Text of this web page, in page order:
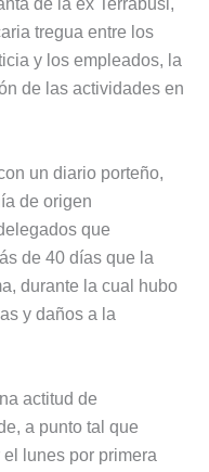
de la ex Terrabusi,
tregua entre los
y los empleados, la
de las actividades en
un diario porteño,
de origen
que
de 40 días que la
durante la cual hubo
y daños a la
actitud de
a punto tal que
lunes por primera